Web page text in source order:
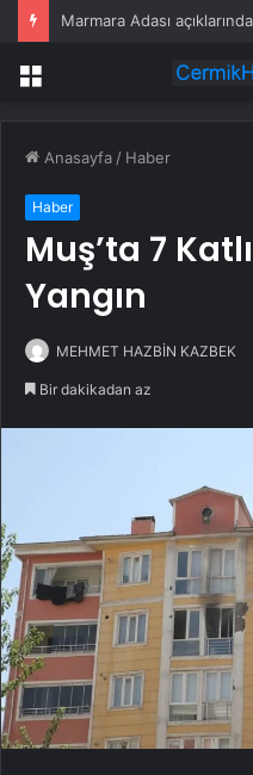
Marmara Adası
Menü
Anasayfa / Haber
Haber
Muş’ta 7
Yangın
MEHMET HAZBİN KAZBEK
Bir dakikadan az